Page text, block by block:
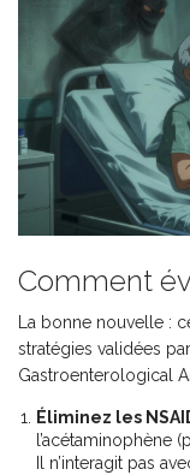
Comment
La bonne nouvelle :
stratégies validées
Gastroenterological
Éliminez les
l’acétaminophène
Il n’interagit pas